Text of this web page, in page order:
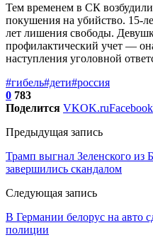
Тем временем в СК
покушения на убийство. 15-
лет лишения свободы.
профилактический учет —
наступления уголовной
#гибель#дети#россия
0 783
Поделится VKOK.ruFacebook
Предыдущая запись
Трамп выгнал Зеленского из
завершились скандалом
Следующая запись
В Германии белорус на авто
полиции